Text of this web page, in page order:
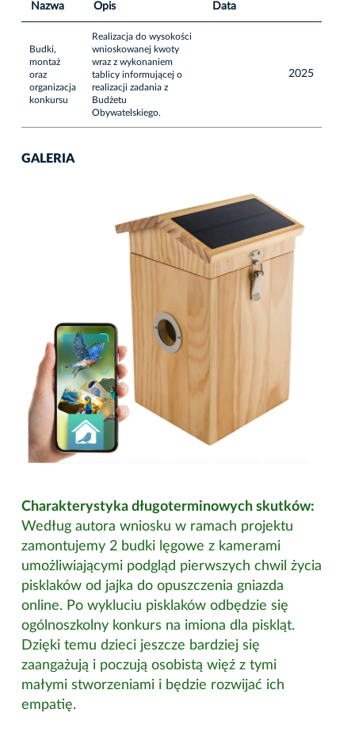
Nazwa Opis Data
Budki,
montaż
oraz
organizacja
konkursu
Realizacja do wysokości
wnioskowanej kwoty
wraz z wykonaniem
tablicy informującej o
realizacji zadania z
Budżetu
Obywatelskiego.
2025
GALERIA
Charakterystyka długoterminowych skutków:
Według autora wniosku w ramach projektu
zamontujemy 2 budki lęgowe z kamerami
umożliwiającymi podgląd pierwszych chwil życia
pisklaków od jajka do opuszczenia gniazda
online. Po wykluciu pisklaków odbędzie się
ogólnoszkolny konkurs na imiona dla piskląt.
Dzięki temu dzieci jeszcze bardziej się
zaangażują i poczują osobistą więź z tymi
małymi stworzeniami i będzie rozwijać ich
empatię.